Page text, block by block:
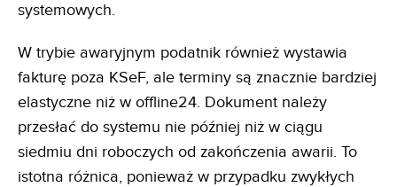
systemowych.
W trybie awaryjnym podatnik również wystawia
fakturę poza KSeF, ale terminy są znacznie bardziej
elastyczne niż w offline24. Dokument należy
przesłać do systemu nie później niż w ciągu
siedmiu dni roboczych od zakończenia awarii. To
istotna różnica, ponieważ w przypadku zwykłych